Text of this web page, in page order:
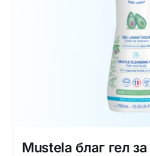
Mustela благ гел